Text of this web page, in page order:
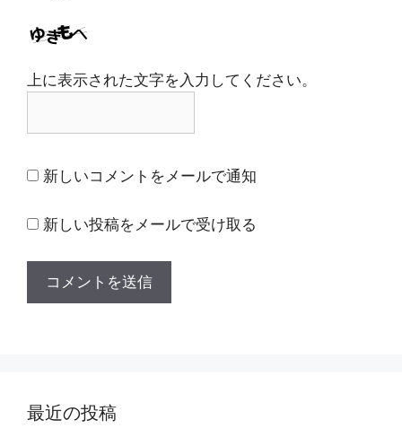
上に表示された文字を入力してください。
新しいコメントをメールで通知
新しい投稿をメールで受け取る
最近の投稿